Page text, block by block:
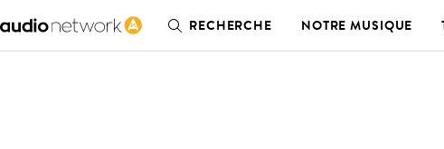
RECHERCHE NOTRE MUSIQUE